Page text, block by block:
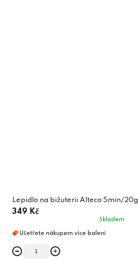
Lepidlo na bižuterii Alteco 5min/20g
349 Kč
Skladem